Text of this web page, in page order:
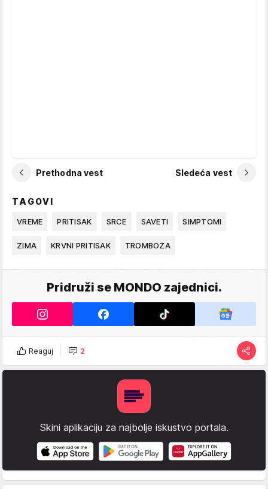
Prethodna vest Sledeća vest
TAGOVI
VREME PRITISAK SRCE SAVETI SIMPTOMI
ZIMA KRVNI PRITISAK TROMBOZA
Pridruži se MONDO zajednici.
Reaguj 2
Skini aplikaciju za najbolje iskustvo portala.